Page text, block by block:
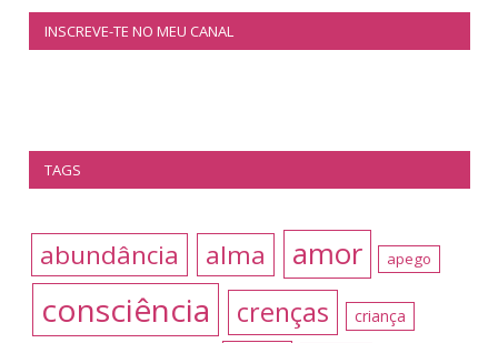
INSCREVE-TE NO MEU CANAL
TAGS
abundância alma amor apego
consciência crenças criança